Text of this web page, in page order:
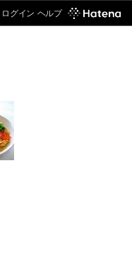
ログイン ヘルプ